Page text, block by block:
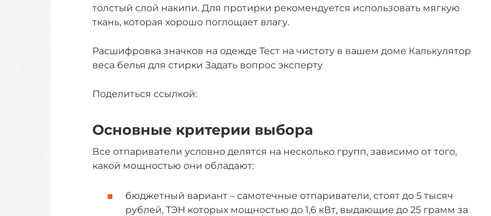
толстый слой накипи. Для протирки рекомендуется использовать мягкую
ткань, которая хорошо поглощает влагу.
Расшифровка значков на одежде Тест на чистоту в вашем доме Калькулятор
веса белья для стирки Задать вопрос эксперту
Поделиться ссылкой:
Основные критерии выбора
Все отпариватели условно делятся на несколько групп, зависимо от того,
какой мощностью они обладают:
бюджетный вариант – самотечные отпариватели, стоят до 5 тысяч
рублей, ТЭН которых мощностью до 1,6 кВт, выдающие до 25 грамм за